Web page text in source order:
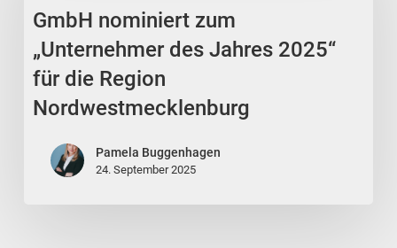
M.
Nordwolle
GmbH
nominiert
„Unternehmer
GmbH nominiert zum
„Unternehmer des Jahres 2025“
für die Region
Nordwestmecklenburg
Pamela Buggenhagen
24. September 2025